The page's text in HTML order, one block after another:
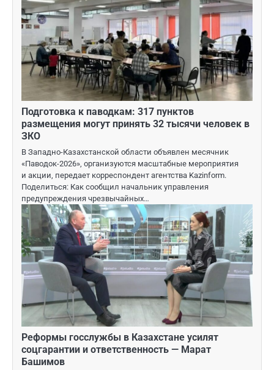
Подготовка к паводкам: 317 пунктов
размещения могут принять 32 тысячи человек в
ЗКО
В Западно-Казахстанской области объявлен месячник
«Паводок-2026», организуются масштабные мероприятия
и акции, передает корреспондент агентства Kazinform.
Поделиться: Как сообщил начальник управления
предупреждения чрезвычайных…
Реформы госслужбы в Казахстане усилят
соцгарантии и ответственность — Марат
Башимов